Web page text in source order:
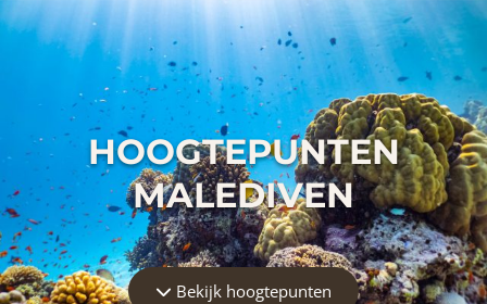
HOOGTEPUNTEN
MALEDIVEN
Bekijk hoogtepunten